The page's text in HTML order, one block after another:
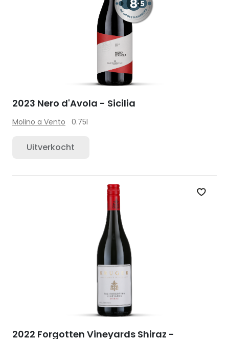
2023 Nero d'Avola - Sicilia
Molino a Vento 0.75l
Uitverkocht
Zet
2022 Forgotten Vineyards Shiraz -